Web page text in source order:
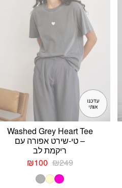
Washed Grey Heart Tee
– טי-שירט אפורה עם
ריקמת לב
₪249
המחיר
המקורי
היה:
₪100